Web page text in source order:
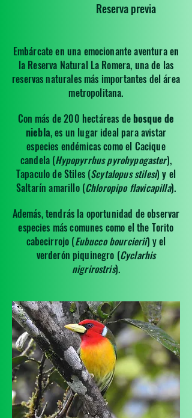
Reserva previa
Embárcate en una emocionante aventura en
la Reserva Natural La Romera, una de las
reservas naturales más importantes del área
metropolitana.
Con más de 200 hectáreas debosque de
niebla, es un lugar ideal para avistar
especies endémicas como el Cacique
candela (Hypopyrrhus pyrohypogaster),
Tapaculo de Stiles (Scytalopus stilesi) y el
Saltarín amarillo (Chloropipo flavicapilla).
Además, tendrás la oportunidad de observar
especies más comunes como el the Torito
cabecirrojo (Eubucco bourcierii) y el
verderón piquinegro (Cyclarhis
nigrirostris).